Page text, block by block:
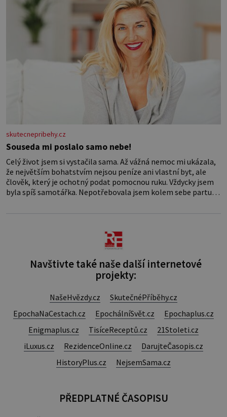
skutecnepribehy.cz
Souseda mi poslalo samo nebe!
Celý život jsem si vystačila sama. Až vážná nemoc mi ukázala,
že největším bohatstvím nejsou peníze ani vlastní byt, ale
člověk, který je ochotný podat pomocnou ruku. Vždycky jsem
byla spíš samotářka. Nepotřebovala jsem kolem sebe partu
Navštivte také naše další internetové
projekty:
NašeHvězdy.cz
SkutečnéPříběhy.cz
EpochaNaCestach.cz
EpochálníSvět.cz
Epochaplus.cz
Enigmaplus.cz
TisíceReceptů.cz
21Stoleti.cz
iLuxus.cz
RezidenceOnline.cz
DarujteČasopis.cz
HistoryPlus.cz
NejsemSama.cz
PŘEDPLATNÉ ČASOPISU